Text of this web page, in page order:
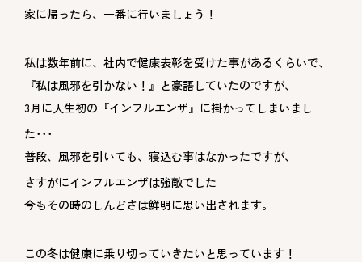
家に帰ったら、一番に行いましょう！
私は数年前に、社内で健康表彰を受けた事があるくらいで、
『私は風邪を引かない！』と豪語していたのですが、
3月に人生初の『インフルエンザ』に掛かってしまいまし
た･･･
普段、風邪を引いても、寝込む事はなかったですが、
さすがにインフルエンザは強敵でした
今もその時のしんどさは鮮明に思い出されます。
この冬は健康に乗り切っていきたいと思っています！